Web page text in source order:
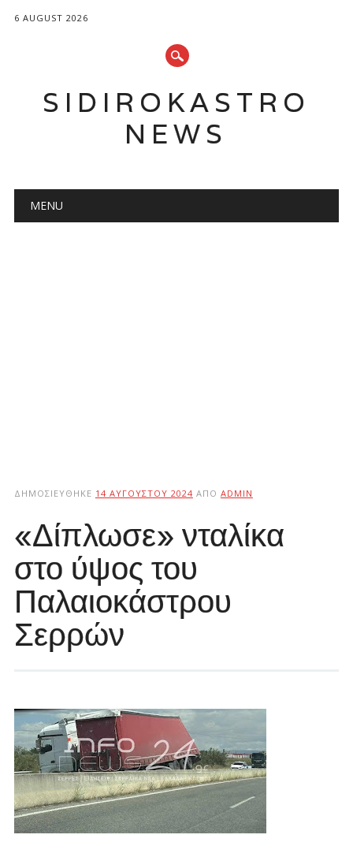
6 AUGUST 2026
SIDIROKASTRO
NEWS
Main menu
MENU
ΔΗΜΟΣΙΕΎΘΗΚΕ 14 ΑΥΓΟΎΣΤΟΥ 2024 ΑΠΌ ADMIN
«Δίπλωσε» νταλίκα
στο ύψος του
Παλαιοκάστρου
Σερρών